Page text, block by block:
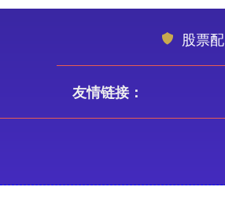
股票
友情链接：